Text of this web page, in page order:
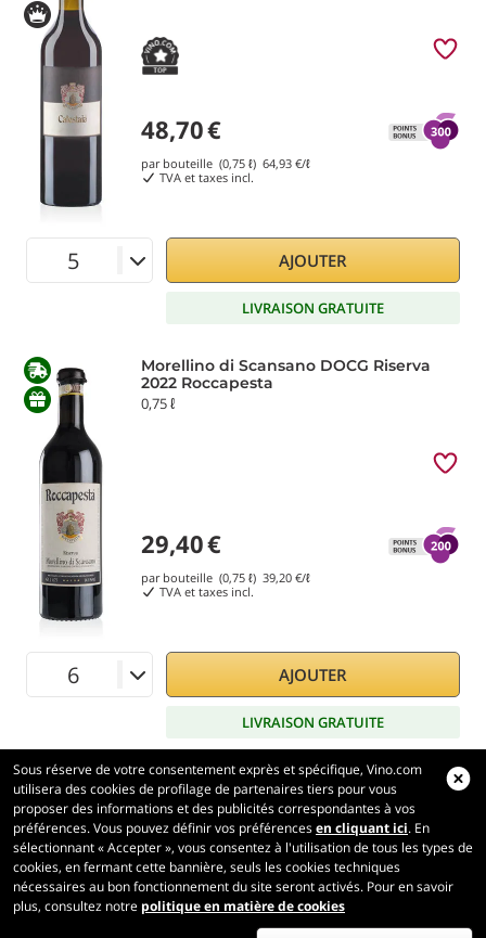
48,70€
par bouteille (0,75 ℓ) 64,93 €/ℓ
TVA et taxes incl.
AJOUTER
LIVRAISON GRATUITE
Morellino di Scansano DOCG Riserva
2022 Roccapesta
0,75 ℓ
29,40€
par bouteille (0,75 ℓ) 39,20 €/ℓ
TVA et taxes incl.
AJOUTER
LIVRAISON GRATUITE
Sous réserve de votre consentement exprès et spécifique, Vino.com
utilisera des cookies de profilage de partenaires tiers pour vous
proposer des informations et des publicités correspondantes à vos
préférences. Vous pouvez définir vos préférencesen cliquant ici. En
sélectionnant « Accepter », vous consentez à l'utilisation de tous les types de
cookies, en fermant cette bannière, seuls les cookies techniques
nécessaires au bon fonctionnement du site seront activés. Pour en savoir
plus, consultez notre politique en matière de cookies
Vino.com
Made with
in Tuscany
Page traitée en 181 ms
production-front-1-1Copyright © 2026 VINO.COM 3ND S.r.l.
P.IVA IT06031960484 REA FI 594577 Cap. Soc. 345.772,16 € i.v.